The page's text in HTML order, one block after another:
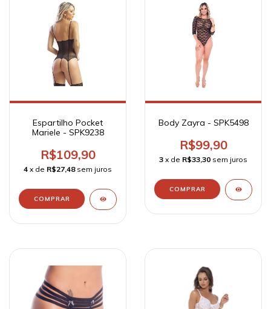
Espartilho Pocket
Mariele - SPK9238
R$109,90
4 x de R$27,48 sem juros
Body Zayra - SPK5498
R$99,90
3 x de R$33,30 sem juros